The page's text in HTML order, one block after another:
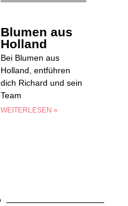
Blumen aus
Holland
Bei Blumen aus
Holland, entführen
dich Richard und sein
Team
WEITERLESEN »